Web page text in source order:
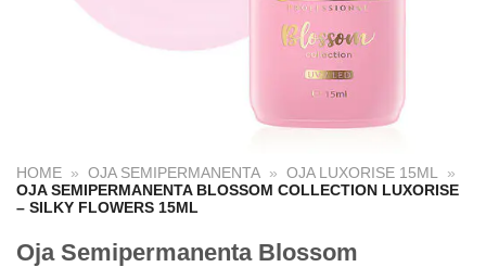
HOME » OJA SEMIPERMANENTA » OJA LUXORISE 15ML »
OJA SEMIPERMANENTA BLOSSOM COLLECTION LUXORISE
– SILKY FLOWERS 15ML
Oja Semipermanenta Blossom